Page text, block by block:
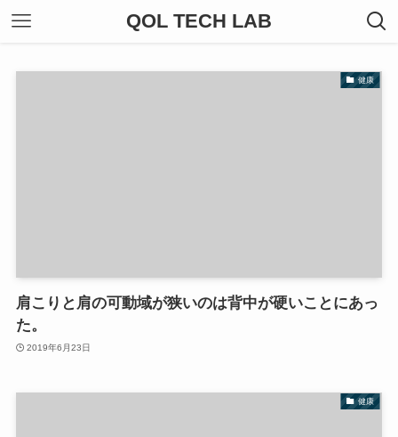
QOL TECH LAB
健康
肩こりと肩の可動域が狭いのは背中が硬いことにあっ
た。
2019年6月23日
健康